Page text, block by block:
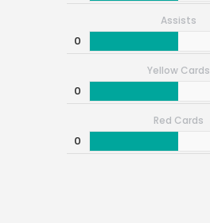
Assists
0
Yellow Cards
0
Red Cards
0